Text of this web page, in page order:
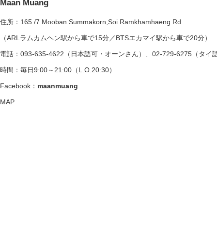
Maan Muang
住所：165 /7 Mooban Summakorn,Soi Ramkhamhaeng Rd.
（ARLラムカムヘン駅から車で15分／BTSエカマイ駅から車で20分）
電話：093-635-4622（日本語可・オーンさん）、02-729-6275（タイ
時間：毎日9:00～21:00（L.O.20:30）
Facebook： maanmuang
MAP